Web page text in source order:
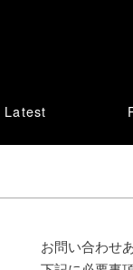
Latest
お問い合わせ